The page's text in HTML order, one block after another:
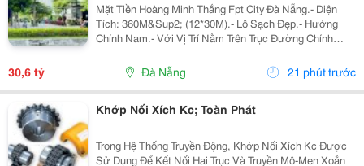
Mặt Tiền Hoàng Minh Thắng Fpt City Đà Nẵng.- Diện
Tích: 360M&Sup2; (12*30M).- Lô Sạch Đẹp.- Hướng
Chính Nam.- Với Vị Trí Nằm Trên Trục Đường Chính
Thông Từ Sân Bay Quốc Tế Đà Nẵng Ra Đến Bãi Tắm
Tân Trà. Là Một Trong Những Tuyến Đường Huyết Mạch
30,6 tỷ Đà Nẵng 21 phút trước
Khớp Nối Xích Kc; Toàn Phát
Trong Hệ Thống Truyền Động, Khớp Nối Xích Kc Được
Sử Dụng Để Kết Nối Hai Trục Và Truyền Mô-Men Xoắn